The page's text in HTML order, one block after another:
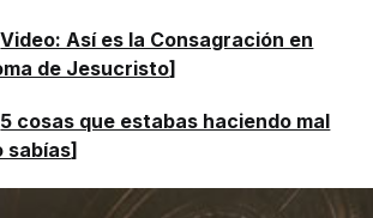
Video: Así es la Consagración en
de Jesucristo]
5 cosas que estabas haciendo mal
sabías]